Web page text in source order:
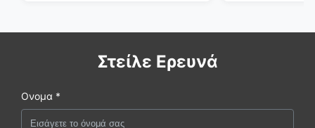
Στείλε Ερευνά
Ονομα *